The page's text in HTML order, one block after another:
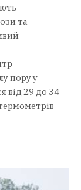
та
пору у
від 29 до 34